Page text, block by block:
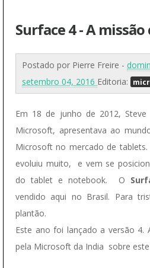
Surface 4 - A
Postado por Pierre Freire -
setembro 04, 2016 Editoria:
Em 18 de junho de 2012, Steve
Microsoft, apresentava ao
Microsoft no mercado de
evoluiu muito, e vem se
do tablet e notebook. O
vendido aqui no Brasil. Para
plantão.
Este ano foi lançado a versão 4.
pela Microsoft da India sobre